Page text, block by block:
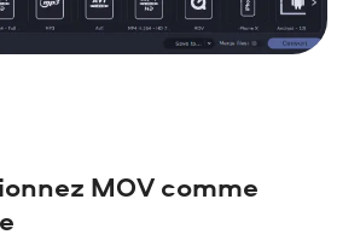
MOV comme